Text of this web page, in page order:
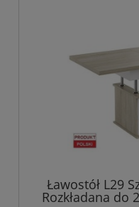
Ławostół L29
Rozkładana do